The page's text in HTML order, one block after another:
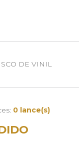
DE VINIL
0 lance(s)